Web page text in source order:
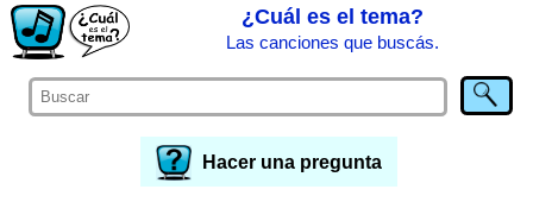
¿Cuál es el tema?
Las canciones que buscás.
Hacer una pregunta